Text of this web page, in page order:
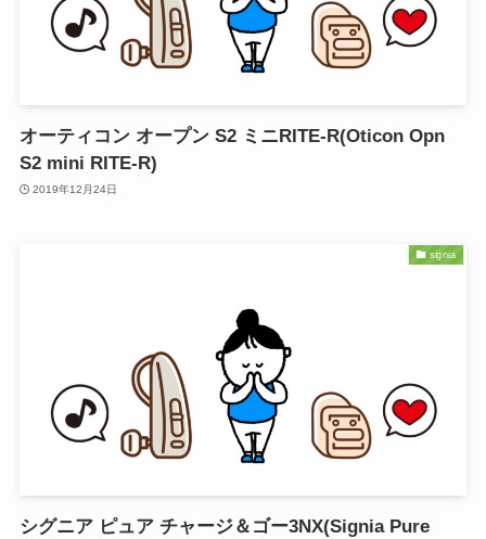
オーティコン オープン S2 ミニRITE-R(Oticon Opn
S2 mini RITE-R)
2019年12月24日
signia
シグニア ピュア チャージ＆ゴー3NX(Signia Pure